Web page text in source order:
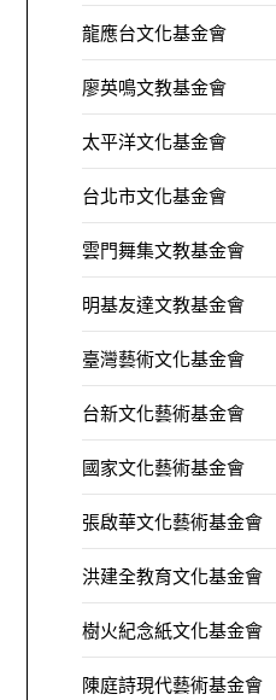
龍應台文化基金會
廖英鳴文教基金會
太平洋文化基金會
台北市文化基金會
雲門舞集文教基金會
明基友達文教基金會
臺灣藝術文化基金會
台新文化藝術基金會
國家文化藝術基金會
張啟華文化藝術基金會
洪建全教育文化基金會
樹火紀念紙文化基金會
陳庭詩現代藝術基金會